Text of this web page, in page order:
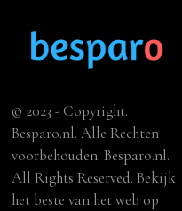
© 2023 - Copyright.
Besparo.nl. Alle Rechten
voorbehouden. Besparo.nl.
All Rights Reserved. Bekijk
het beste van het web op